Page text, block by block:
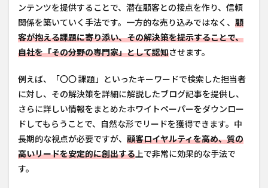
ンテンツを提供することで、潜在顧客との接点を作り、信頼
関係を築いていく手法です。一方的な売り込みではなく、 顧
客が抱える課題に寄り添い、その解決策を提示することで、
自社を「その分野の専門家」として認知させます。
例えば、「〇〇 課題」といったキーワードで検索した担当者
に対し、その解決策を詳細に解説したブログ記事を提供し、
さらに詳しい情報をまとめたホワイトペーパーをダウンロー
ドしてもらうことで、自然な形でリードを獲得できます。中
長期的な視点が必要ですが、 顧客ロイヤルティを高め、質の
高いリードを安定的に創出する 上で非常に効果的な手法で
す。